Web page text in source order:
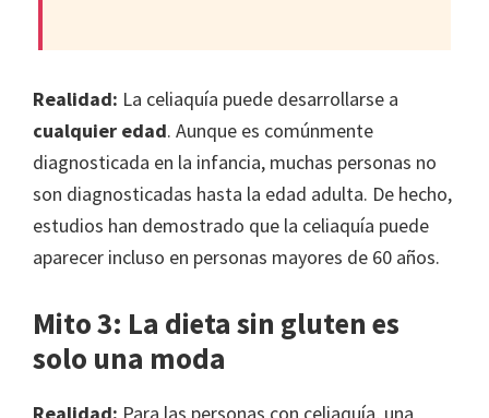
Realidad: La celiaquía puede desarrollarse a
cualquier edad. Aunque es comúnmente
diagnosticada en la infancia, muchas personas no
son diagnosticadas hasta la edad adulta. De hecho,
estudios han demostrado que la celiaquía puede
aparecer incluso en personas mayores de 60 años.
Mito 3: La dieta sin gluten es
solo una moda